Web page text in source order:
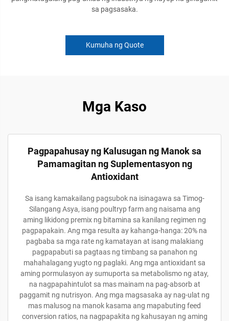
sa pagsasaka.
Kumuha ng Quote
Mga Kaso
Pagpapahusay ng Kalusugan ng Manok sa
Pamamagitan ng Suplementasyon ng
Antioxidant
Sa isang kamakailang pagsubok na isinagawa sa Timog-
Silangang Asya, isang poultryp farm ang naisama ang
aming likidong premix ng bitamina sa kanilang regimen ng
pagpapakain. Ang mga resulta ay kahanga-hanga: 20% na
pagbaba sa mga rate ng kamatayan at isang malakiang
pagpapabuti sa pagtaas ng timbang sa panahon ng
mahahalagang yugto ng paglaki. Ang mga antioxidant sa
aming pormulasyon ay sumuporta sa metabolismo ng atay,
na nagpapahintulot sa mas mainam na pag-absorb at
paggamit ng nutrisyon. Ang mga magsasaka ay nag-ulat ng
mas malusog na manok kasama ang mapabuting feed
conversion ratios, na nagpapakita ng kahusayan ng aming